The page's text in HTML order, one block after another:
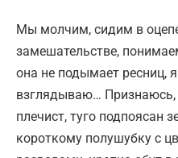
Мы молчим, сидим в
замешательстве,
она не подымает ресниц,
взглядываю…
плечист, туго подпоясан
короткому полушубку с